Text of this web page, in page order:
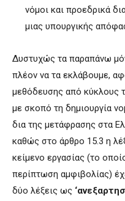
νόμοι και προεδρικά
μιας υπουργικής
Δυστυχώς τα παραπάνω
πλέον να τα εκλάβουμε,
μεθόδευσης από κύκλους
με σκοπό τη δημιουργία
δια της μετάφρασης στα
καθώς στο άρθρο 15.3 η
κείμενο εργασίας (το
περίπτωση αμφιβολίας)
δύο λέξεις ως